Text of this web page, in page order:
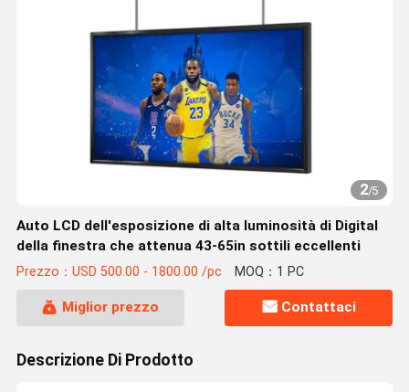
2/5
Auto LCD dell'esposizione di alta luminosità di Digital
della finestra che attenua 43-65in sottili eccellenti
Prezzo：USD 500.00 - 1800.00 /pc MOQ：1 PC
Miglior prezzo Contattaci
Descrizione Di Prodotto